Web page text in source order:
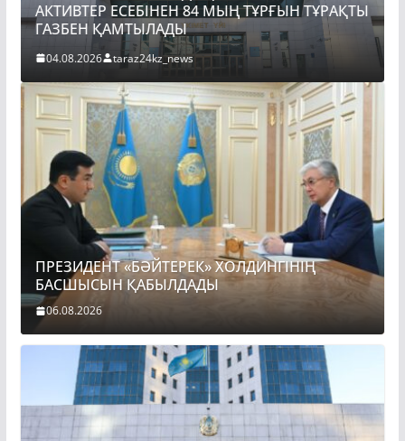
ЕСЕБІНЕН 84 МЫҢ ТҰРҒЫН ТҰРАҚТЫ
ҚАМТЫЛАДЫ
04.08.2026 taraz24kz_news
ПРЕЗИДЕНТ «БӘЙТЕРЕК» ХОЛДИНГІНІҢ
БАСШЫСЫН ҚАБЫЛДАДЫ
06.08.2026